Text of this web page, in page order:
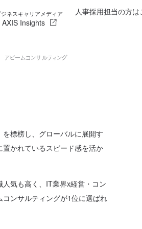
ジネスキャリアメディア
AXIS Insights
人事採用担当の方は
アビームコンサルティング
標榜し、グローバルに展開す
かれているスピード感を活か
気も高く、IT業界x経営・コン
ンサルティングが1位に選ばれ